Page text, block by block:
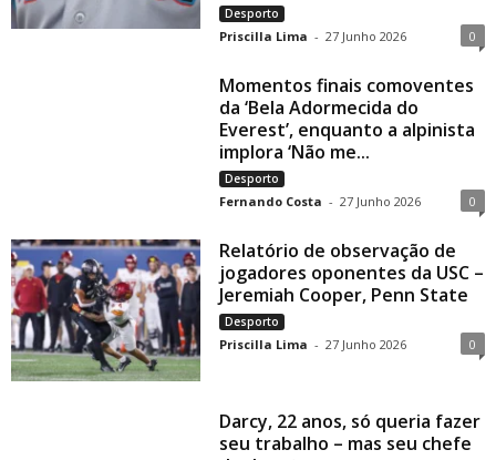
Desporto
Priscilla Lima - 27 Junho 2026 0
Momentos finais comoventes
da ‘Bela Adormecida do
Everest’, enquanto a alpinista
implora ‘Não me...
Desporto
Fernando Costa - 27 Junho 2026 0
Relatório de observação de
jogadores oponentes da USC –
Jeremiah Cooper, Penn State
Desporto
Priscilla Lima - 27 Junho 2026 0
Darcy, 22 anos, só queria fazer
seu trabalho – mas seu chefe